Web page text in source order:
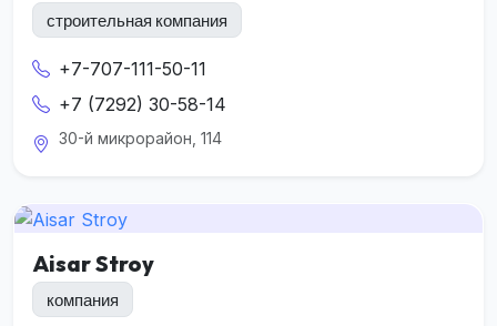
строительная компания
+7-707-111-50-11
+7 (7292) 30-58-14
30-й микрорайон, 114
Aisar Stroy
компания